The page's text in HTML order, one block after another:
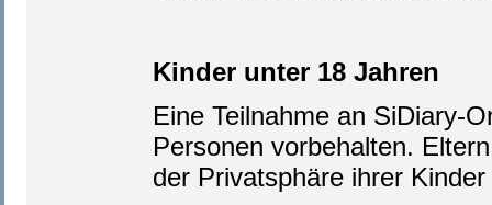
Kinder unter 18 Jahren
Eine Teilnahme an SiDiary-
Personen vorbehalten.
der Privatsphäre ihrer